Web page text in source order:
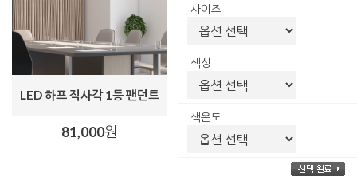
LED 하프 직사각 1등 팬던트
81,000원
사이즈
색상
색온도